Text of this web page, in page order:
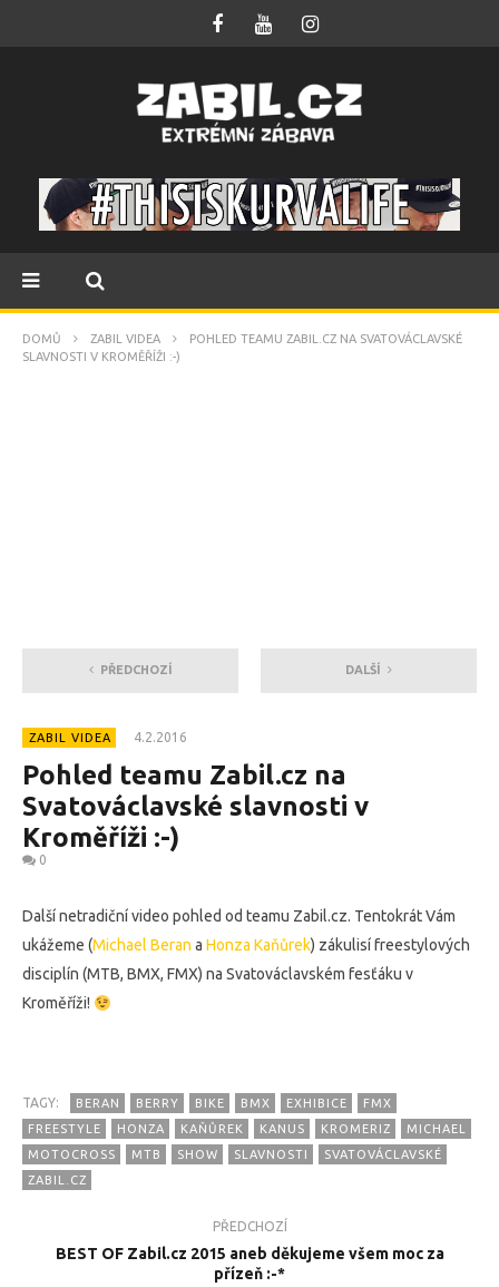
DOMŮ ZABIL VIDEA
POHLED TEAMU ZABIL.CZ NA SVATOVÁCLAVSKÉ
SLAVNOSTI V KROMĚŘÍŽI :-)
PŘEDCHOZÍ DALŠÍ
ZABIL VIDEA 4.2.2016
Pohled teamu Zabil.cz na
Svatováclavské slavnosti v
Kroměříži :-)
0
Kroměříži :-)
Další netradiční video pohled od teamu Zabil.cz. Tentokrát Vám
ukážeme (Michael Beran a Honza Kaňůrek) zákulisí freestylových
disciplín (MTB, BMX, FMX) na Svatováclavském fesťáku v
Kroměříži!
TAGY: BERAN BERRY BIKE BMX EXHIBICE
FMX
FREESTYLE
HONZA KAŇŮREK KANUS KROMERIZ
MICHAEL
MOTOCROSS
MTB SHOW SLAVNOSTI
SVATOVÁCLAVSKÉ
ZABIL.CZ
PŘEDCHOZÍ
BEST OF Zabil.cz 2015 aneb děkujeme všem moc za
přízeň :-*